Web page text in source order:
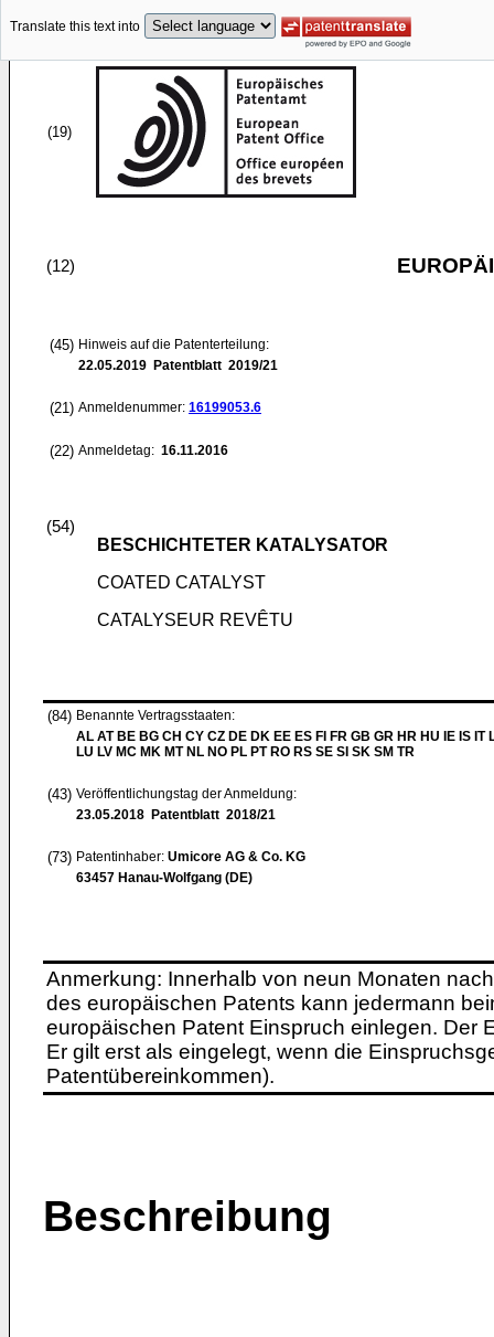
Translate this text into
(19)
(12)
(45) Hinweis auf die Patenterteilung:
22.05.2019 Patentblatt 2019/21
(21) Anmeldenummer: 16199053.6
(22) Anmeldetag: 16.11.2016
(54)
BESCHICHTETER KATALYSATOR
COATED CATALYST
CATALYSEUR REVÊTU
(84) Benannte Vertragsstaaten:
AL AT BE BG CH CY CZ DE DK EE ES FI FR GB GR HR HU IE IS IT
LU LV MC MK MT NL NO PL PT RO RS SE SI SK SM TR
(43) Veröffentlichungstag der Anmeldung:
23.05.2018 Patentblatt 2018/21
(73) Patentinhaber: Umicore AG & Co. KG
63457 Hanau-Wolfgang (DE)
Anmerkung: Innerhalb von neun Monaten
des europäischen Patents kann jedermann
europäischen Patent Einspruch einlegen. Der
Er gilt erst als eingelegt, wenn die
Patentübereinkommen).
Beschreibung